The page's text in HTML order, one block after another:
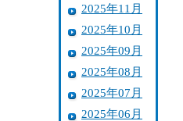
2025年11月
2025年10月
2025年09月
2025年08月
2025年07月
2025年06月